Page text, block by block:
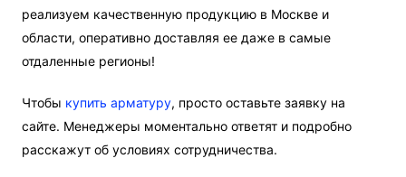
реализуем качественную продукцию в Москве и
области, оперативно доставляя ее даже в самые
отдаленные регионы!
Чтобы купить арматуру, просто оставьте заявку на
сайте. Менеджеры моментально ответят и подробно
расскажут об условиях сотрудничества.